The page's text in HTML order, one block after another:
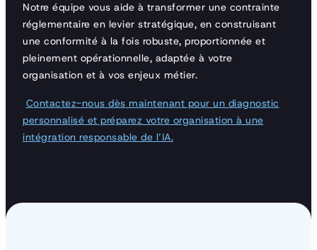
Notre équipe vous aide à transformer une contrainte
réglementaire en levier stratégique, en construisant
une conformité à la fois robuste, proportionnée et
pleinement opérationnelle, adaptée à votre
organisation et à vos enjeux métier.
Contactez-nous dès maintenant pour un diagnostic
personnalisé et préparez votre organisation à une
intégration responsable de l’IA.